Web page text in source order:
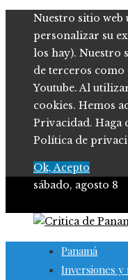
Nuestro sitio
personalizar su
los hay). Nuestro
de terceros como
Youtube. Al
cookies. Hemos
Privacidad. Haga
Política de
Ok, Acepto
sábado, agosto 8
Panamá
Inversiones y